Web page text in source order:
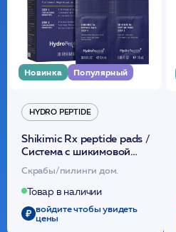
Новинка Популярный
HYDRO PEPTIDE
Shikimic Rx peptide pads /
Cистема с шикимовой
кислотой обновляющая
(30шт) /HP
Скрабы/пилинги дом.
Товар в наличии
войдите чтобы увидеть
цены